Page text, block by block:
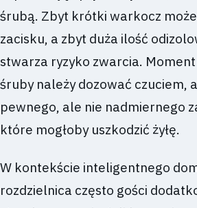
śrubą. Zbyt krótki warkocz może
zacisku, a zbyt duża ilość
stwarza ryzyko zwarcia.
śruby należy dozować czuciem,
pewnego, ale nie nadmiernego
które mogłoby uszkodzić żyłę.
W kontekście inteligentnego
rozdzielnica często gości